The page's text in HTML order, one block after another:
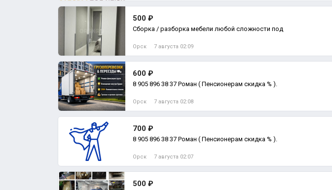
500 ₽
Сборка / разборка мебели любой сложности под
Орск 7 августа 02:09
600 ₽
8 905 896 38 37 Роман ( Пенсионерам скидка % ).
Орск 7 августа 02:08
700 ₽
8 905 896 38 37 Роман ( Пенсионерам скидка % ).
Орск 7 августа 02:07
500 ₽